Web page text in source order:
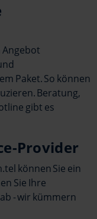
Angebot
Paket. So können
Beratung,
gibt es
Provider
können Sie ein
Sie Ihre
- wir kümmern